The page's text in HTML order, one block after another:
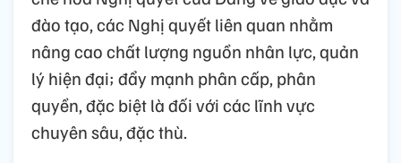
đào tạo, các Nghị quyết liên quan nhằm
nâng cao chất lượng nguồn nhân lực, quản
lý hiện đại; đẩy mạnh phân cấp, phân
quyền, đặc biệt là đối với các lĩnh vực
chuyên sâu, đặc thù.